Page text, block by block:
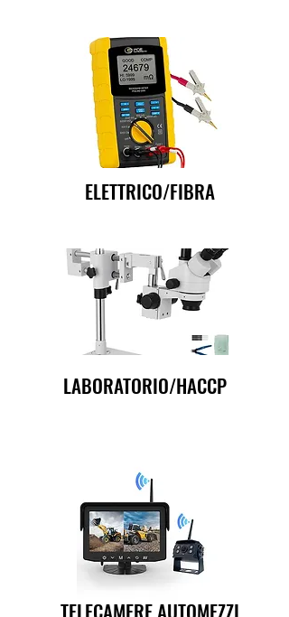
ELETTRICO/FIBRA
LABORATORIO/HACCP
TELECAMERE AUTOMEZZI